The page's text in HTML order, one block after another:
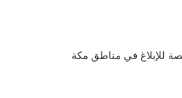
للإبلاغ في مناطق مكة